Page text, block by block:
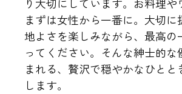
り大切にしています。お料理や
まずは女性から一番に。大切に
地よさを楽しみながら、最高の
ってください。そんな紳士的な
まれる、贅沢で穏やかなひとと
します。